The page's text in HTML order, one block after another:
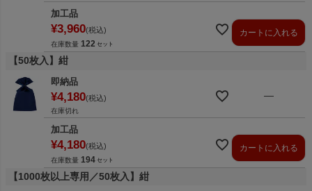
加工品
¥3,960 税込
在庫数量 122
カートに入れる
【50枚入】紺
即納品
¥4,180 税込
在庫切れ
—
加工品
¥4,180 税込
在庫数量 194
カートに入れる
【1000枚以上専用／50枚入】紺